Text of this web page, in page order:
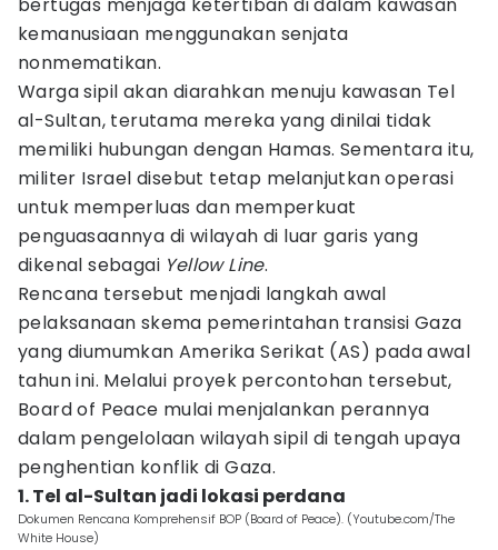
kemanusiaan menggunakan senjata
nonmematikan.
Warga sipil akan diarahkan menuju kawasan Tel
al-Sultan, terutama mereka yang dinilai tidak
memiliki hubungan dengan Hamas. Sementara itu,
militer Israel disebut tetap melanjutkan operasi
untuk memperluas dan memperkuat
penguasaannya di wilayah di luar garis yang
dikenal sebagai Yellow Line.
Rencana tersebut menjadi langkah awal
pelaksanaan skema pemerintahan transisi Gaza
yang diumumkan Amerika Serikat (AS) pada awal
tahun ini. Melalui proyek percontohan tersebut,
Board of Peace mulai menjalankan perannya
dalam pengelolaan wilayah sipil di tengah upaya
penghentian konflik di Gaza.
1. Tel al-Sultan jadi lokasi perdana
Dokumen Rencana Komprehensif BOP (Board of Peace). (Youtube.com/The
White House)